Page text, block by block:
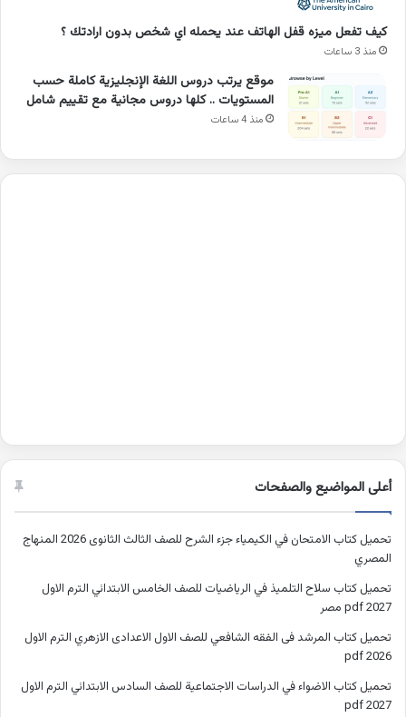
كيف تفعل ميزه قفل الهاتف عند يحمله اي شخص بدون ارادتك ؟
منذ 3 ساعات
موقع يرتب دروس اللغة الإنجليزية كاملة حسب
المستويات .. كلها دروس مجانية مع تقييم شامل
منذ 4 ساعات
أعلى المواضيع والصفحات
تحميل كتاب الامتحان في الكيمياء جزء الشرح للصف الثالث الثانوى 2026 المنهاج
المصري
تحميل كتاب سلاح التلميذ في الرياضيات للصف الخامس الابتدائي الترم الاول
2027 pdf مصر
تحميل كتاب المرشد فى الفقه الشافعي للصف الاول الاعدادى الازهري الترم الاول
2026 pdf
تحميل كتاب الاضواء في الدراسات الاجتماعية للصف السادس الابتدائي الترم الاول
2027 pdf